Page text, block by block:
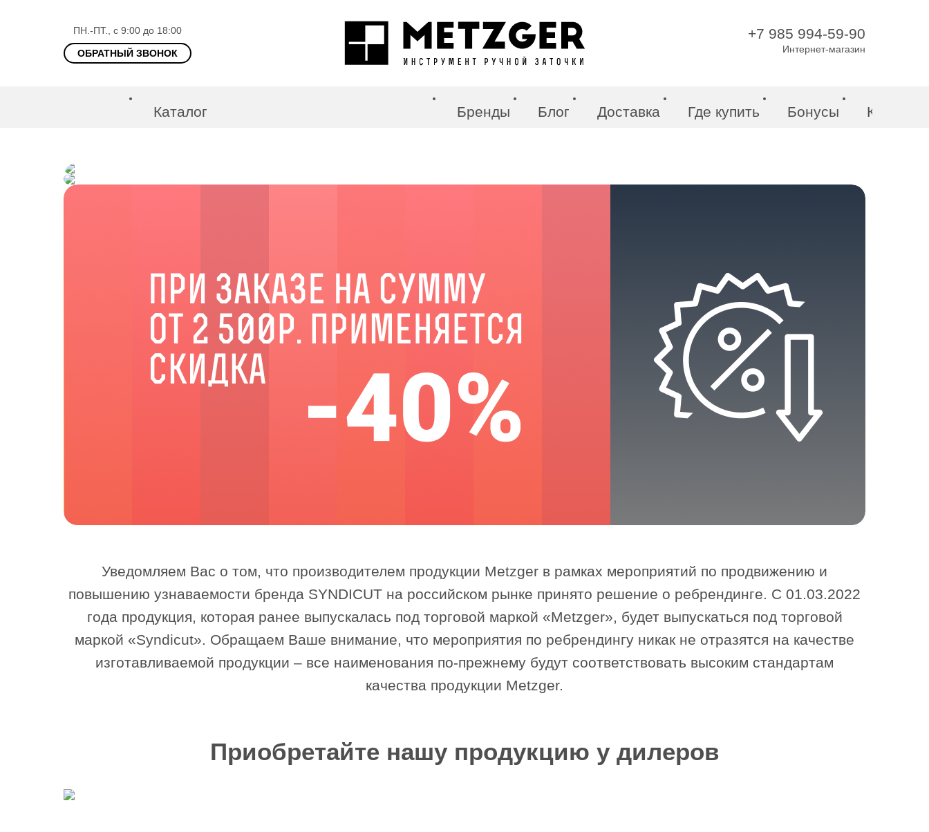
ПН.-ПТ., с 9:00 до 18:00
ОБРАТНЫЙ ЗВОНОК
+7 985 994-59-90
Интернет-магазин
Каталог
Маникюрные наборы
Косметологические инструменты
Инструменты для пирсинга
Бренды Блог Доставка Где купить Бонусы
Уведомляем Вас о том, что производителем продукции Metzger в рамках мероприятий по продвижению и
повышению узнаваемости бренда SYNDICUT на российском рынке принято решение о ребрендинге. С 01.03.2022
года продукция, которая ранее выпускалась под торговой маркой «Metzger», будет выпускаться под торговой
маркой «Syndicut». Обращаем Ваше внимание, что мероприятия по ребрендингу никак не отразятся на качестве
изготавливаемой продукции – все наименования по-прежнему будут соответствовать высоким стандартам
качества продукции Metzger.
Приобретайте нашу продукцию у дилеров